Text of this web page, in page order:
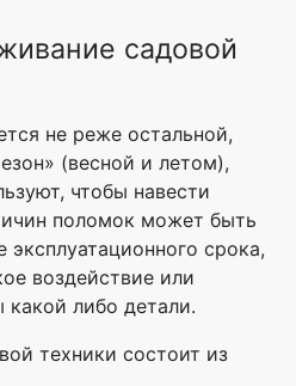
садовой
не реже остальной,
(весной и летом),
чтобы навести
поломок может быть
срока,
воздействие или
либо детали.
техники состоит из